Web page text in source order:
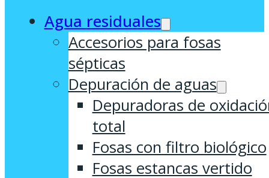
Agua residuales
Accesorios para fosas
sépticas
Depuración de aguas
Depuradoras de
total
Fosas con filtro biológico
Fosas estancas vertido